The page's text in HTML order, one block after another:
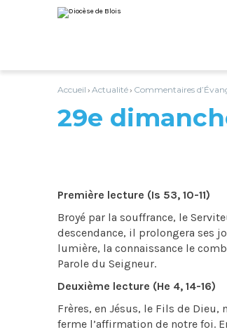
au
contenu.
personnels
Accueil › Actualité› Commentaires
29e
Première lecture (Is 53, 10-11)
Broyé par la souffrance, le
descendance, il prolongera ses
lumière, la connaissance le
Parole du Seigneur.
Deuxième lecture (He 4, 14-16)
Frères, en Jésus, le Fils de
ferme l’affirmation de notre foi.